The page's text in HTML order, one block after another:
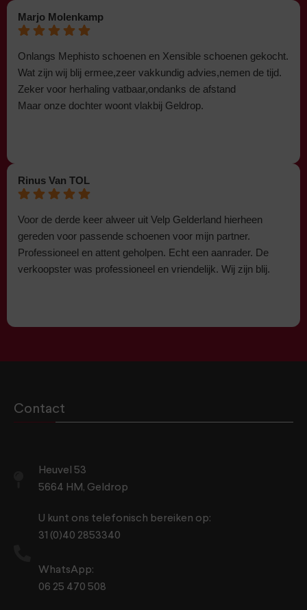
Marjo Molenkamp
Onlangs Mephisto schoenen en Xensible schoenen gekocht.
Wat zijn wij blij ermee,zeer vakkundig advies,nemen de tijd.
Zeker voor herhaling vatbaar,ondanks de afstand
Maar onze dochter woont vlakbij Geldrop.
Rinus Van TOL
Voor de derde keer alweer uit Velp Gelderland hierheen
gereden voor passende schoenen voor mijn partner.
Professioneel en attent geholpen. Echt een aanrader. De
verkoopster was professioneel en vriendelijk. Wij zijn blij.
Contact
Heuvel 53
5664 HM, Geldrop
U kunt ons telefonisch bereiken op:
31 (0)40 2853340
WhatsApp:
06 25 470 508